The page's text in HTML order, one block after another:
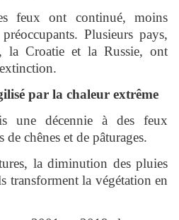
feux ont continué, moins
Plusieurs pays,
la Croatie et la Russie, ont
par la chaleur extrême
une décennie à des feux
de chênes et de pâturages.
la diminution des pluies
transforment la végétation en